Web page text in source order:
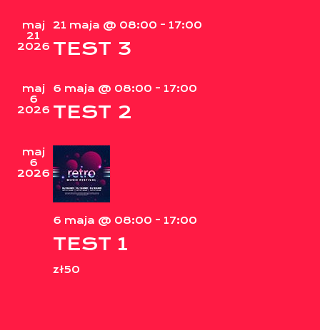
maj
21
2026
21 maja @ 08:00 - 17:00
TEST 3
maj
6
2026
6 maja @ 08:00 - 17:00
TEST 2
maj
6
2026
6 maja @ 08:00 - 17:00
TEST 1
zł50